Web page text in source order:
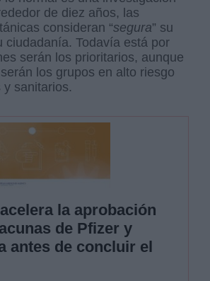
de diez años, las
consideran “segura” su
ciudadanía. Todavía está por
serán los prioritarios, aunque
los grupos en alto riesgo
sanitarios.
la aprobación
de Pfizer y
antes de concluir el